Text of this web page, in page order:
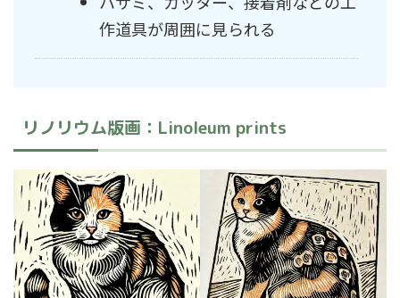
作道具が周囲に見られる
リノリウム版画：Linoleum prints